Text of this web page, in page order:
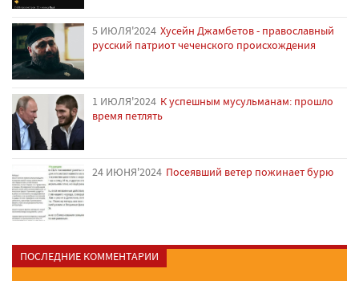
5 ИЮЛЯ'2024 Хусейн Джамбетов - православный
русский патриот чеченского происхождения
1 ИЮЛЯ'2024 К успешным мусульманам: прошло
время петлять
24 ИЮНЯ'2024 Посеявший ветер пожинает бурю
ПОСЛЕДНИЕ КОММЕНТАРИИ